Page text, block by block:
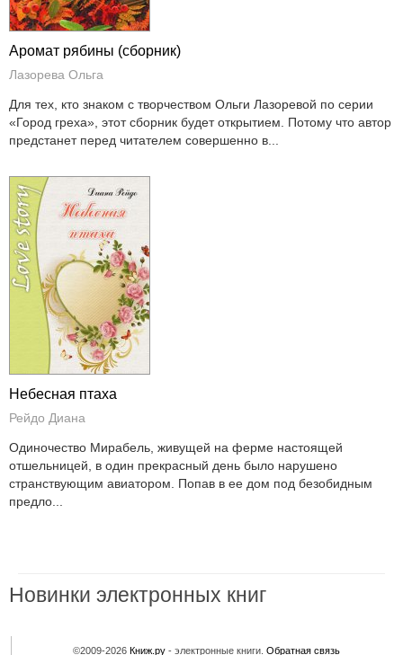
Аромат рябины (сборник)
Лазорева Ольга
Для тех, кто знаком с творчеством Ольги Лазоревой по серии
«Город греха», этот сборник будет открытием. Потому что автор
предстанет перед читателем совершенно в...
Небесная птаха
Рейдо Диана
Одиночество Мирабель, живущей на ферме настоящей
отшельницей, в один прекрасный день было нарушено
странствующим авиатором. Попав в ее дом под безобидным
предло...
Новинки электронных книг
©2009-2026 Книж.ру - электронные книги. Обратная связь